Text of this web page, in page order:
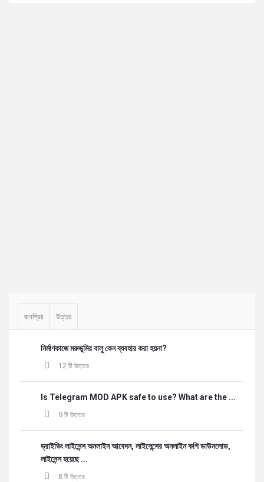
Sidebar
জনপ্রিয় উত্তর
নির্মাণকাজে মরুভূমির বালু কেন ব্যবহার করা হয়না?
12 টি উত্তর
Is Telegram MOD APK safe to use? What are the ...
9 টি উত্তর
ড্রাইভিং লাইসেন্স অনলাইন আবেদন, লাইসেন্সের অনলাইন কপি ডাউনলোড,
লাইসেন্স হয়েছে ...
8 টি উত্তর